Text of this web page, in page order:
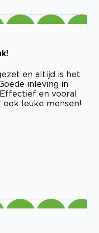
en altijd is het
inleving in
en vooral
leuke mensen!